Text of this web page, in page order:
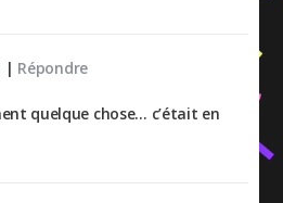
| Répondre
quelque chose… c’était en